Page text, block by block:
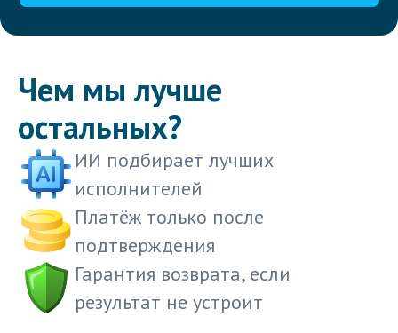
Чем мы лучше
остальных?
ИИ подбирает лучших
исполнителей
Платёж только после
подтверждения
Гарантия возврата, если
результат не устроит